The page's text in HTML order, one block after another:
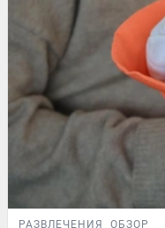
РАЗВЛЕЧЕНИЯ ОБЗОР